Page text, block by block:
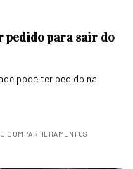
pedido para sair do
pode ter pedido na
0 COMPARTILHAMENTOS